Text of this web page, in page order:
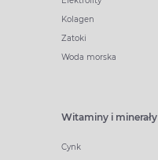
Kolagen
Zatoki
Woda morska
Witaminy i minerały
Cynk